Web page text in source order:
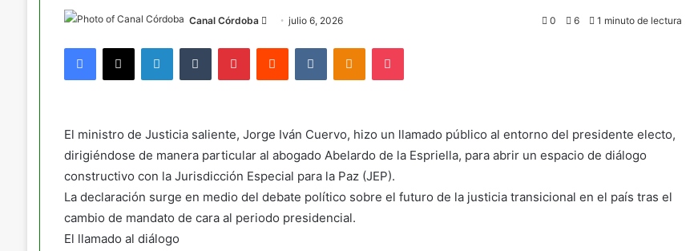
Canal Córdoba Send
email
julio 6, 2026 0 6 1 minuto de lectura
Facebook
X LinkedInTumblr PinterestReddit VKontakteOdnoklassniki
Pocket
El ministro de Justicia saliente, Jorge Iván Cuervo, hizo un llamado público al entorno del presidente electo,
dirigiéndose de manera particular al abogado Abelardo de la Espriella, para abrir un espacio de diálogo
constructivo con la Jurisdicción Especial para la Paz (JEP).
La declaración surge en medio del debate político sobre el futuro de la justicia transicional en el país tras el
cambio de mandato de cara al periodo presidencial.
El llamado al diálogo